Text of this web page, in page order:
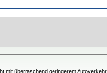
mit überraschend geringerem